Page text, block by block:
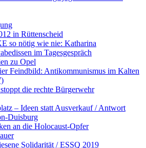
in Rüttenscheid
so nötig wie nie: Katharina
im Tagesgespräch
zu Opel
Feindbild: Antikommunismus im Kalten
die rechte Bürgerwehr
– Ideen statt Ausverkauf / Antwort
Duisburg
an die Holocaust-Opfer
Solidarität / ESSQ 2019